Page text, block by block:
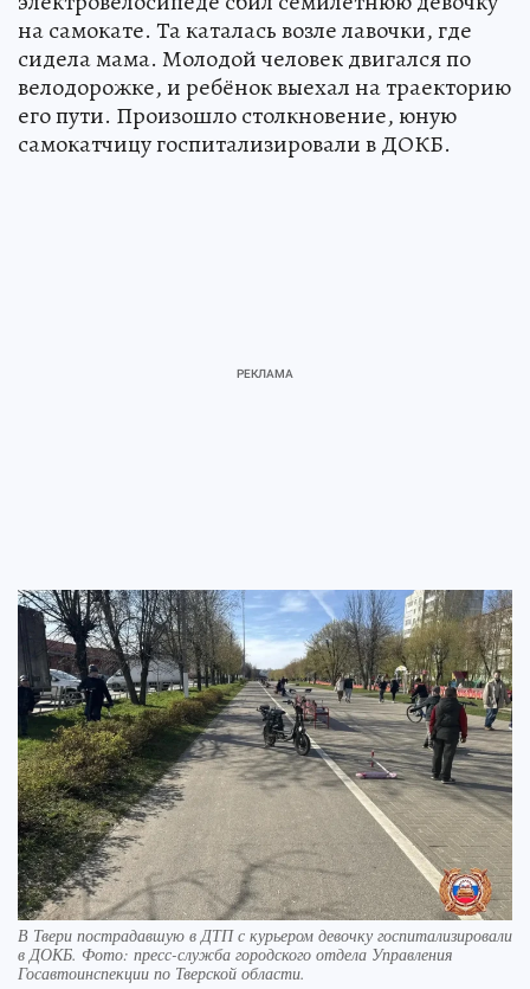
на самокате. Та каталась возле лавочки, где
сидела мама. Молодой человек двигался по
велодорожке, и ребёнок выехал на траекторию
его пути. Произошло столкновение, юную
самокатчицу госпитализировали в ДОКБ.
В Твери пострадавшую в ДТП с курьером девочку госпитализировали
в ДОКБ. Фото: пресс-служба городского отдела Управления
Госавтоинспекции по Тверской области.